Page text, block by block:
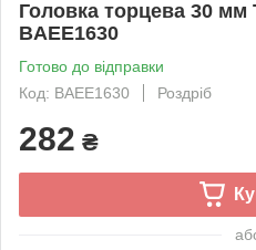
Головка торцева 30 мм
BAEE1630
Готово до відправки
Код: BAEE1630
Роздріб
282 ₴